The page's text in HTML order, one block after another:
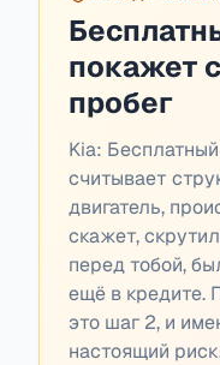
покажет
пробег
Kia:
считывает
двигатель,
скажет,
перед тобой,
ещё в кредите.
это шаг 2, и
настоящий